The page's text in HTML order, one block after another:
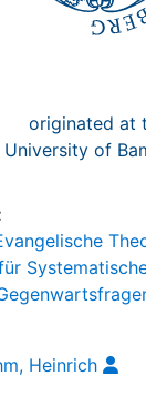
originated at
University of
Heinrich